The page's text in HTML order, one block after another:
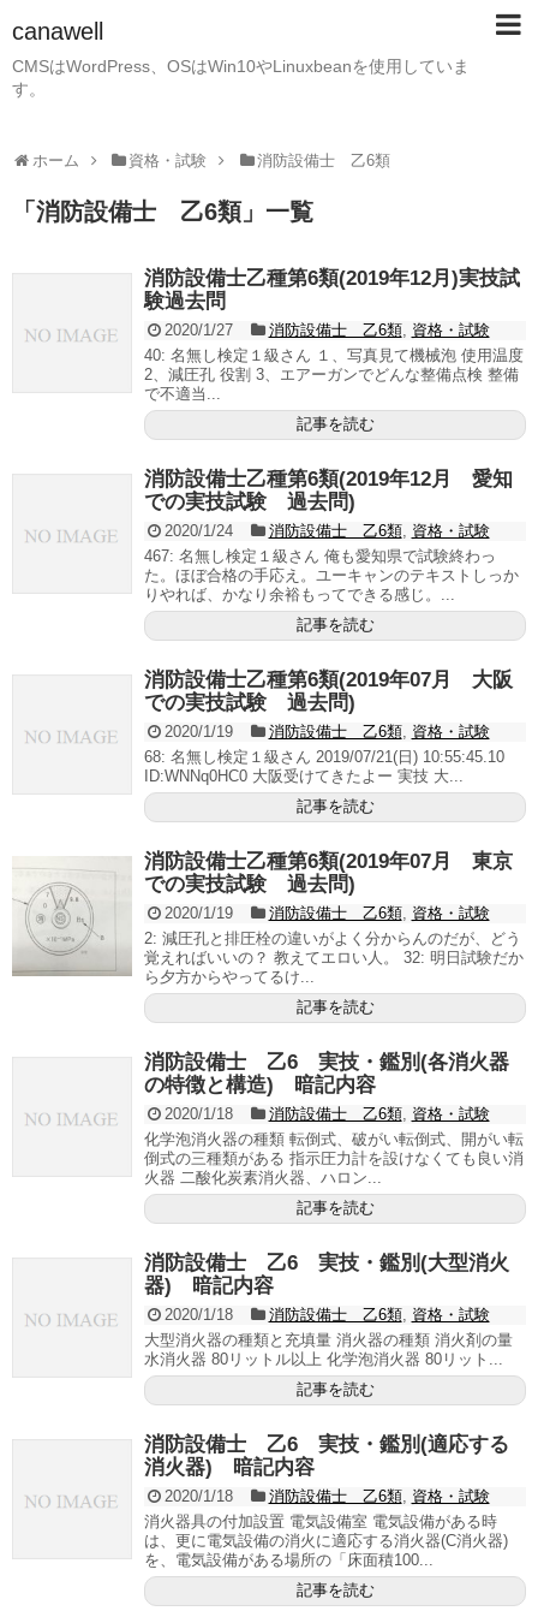
canawell
CMSはWordPress、OSはWin10やLinuxbeanを使用していま
す。
ホーム 資格・試験 消防設備士 乙6類
「 消防設備士 乙6類」 一覧
消防設備士乙種第6類(2019年12月)実技試
験過去問
2020/1/27 消防設備士 乙6類, 資格・試験
40: 名無し検定１級さん １、写真見て機械泡 使用温度
2、減圧孔 役割 3、エアーガンでどんな整備点検 整備
で不適当...
記事を読む
消防設備士乙種第6類(2019年12月 愛知
での実技試験 過去問)
2020/1/24 消防設備士 乙6類, 資格・試験
467: 名無し検定１級さん 俺も愛知県で試験終わっ
た。ほぼ合格の手応え。ユーキャンのテキストしっか
りやれば、かなり余裕もってできる感じ。...
記事を読む
消防設備士乙種第6類(2019年07月 大阪
での実技試験 過去問)
2020/1/19 消防設備士 乙6類, 資格・試験
68: 名無し検定１級さん 2019/07/21(日) 10:55:45.10
ID:WNNq0HC0 大阪受けてきたよー 実技 大...
記事を読む
消防設備士乙種第6類(2019年07月 東京
での実技試験 過去問)
2020/1/19 消防設備士 乙6類, 資格・試験
2: 減圧孔と排圧栓の違いがよく分からんのだが、どう
覚えればいいの？ 教えてエロい人。 32: 明日試験だか
ら夕方からやってるけ...
記事を読む
消防設備士 乙6 実技・鑑別(各消火器
の特徴と構造) 暗記内容
2020/1/18 消防設備士 乙6類, 資格・試験
化学泡消火器の種類 転倒式、破がい転倒式、開がい転
倒式の三種類がある 指示圧力計を設けなくても良い消
火器 二酸化炭素消火器、ハロン...
記事を読む
消防設備士 乙6 実技・鑑別(大型消火
器) 暗記内容
2020/1/18 消防設備士 乙6類, 資格・試験
大型消火器の種類と充填量 消火器の種類 消火剤の量
水消火器 80リットル以上 化学泡消火器 80リット...
記事を読む
消防設備士 乙6 実技・鑑別(適応する
消火器) 暗記内容
2020/1/18 消防設備士 乙6類, 資格・試験
消火器具の付加設置 電気設備室 電気設備がある時
は、更に電気設備の消火に適応する消火器(C消火器)
を、電気設備がある場所の「床面積100...
記事を読む